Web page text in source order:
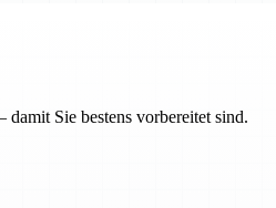
Sie bestens vorbereitet sind.